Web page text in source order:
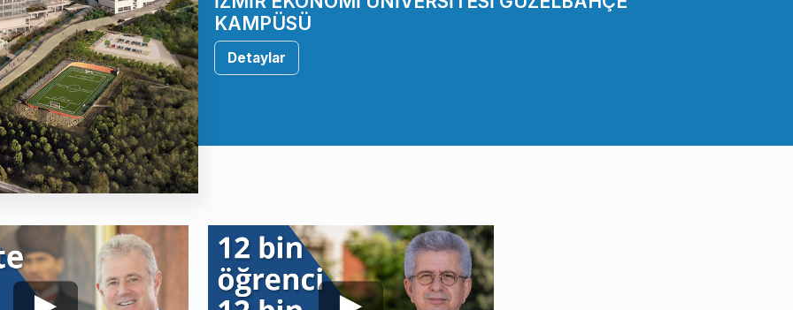
KAMPÜSÜ
Detaylar